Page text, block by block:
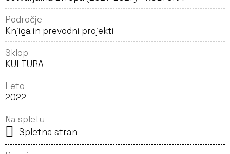
Področje
Knjiga in prevodni projekti
Sklop
KULTURA
Leto
2022
Na spletu
Spletna stran